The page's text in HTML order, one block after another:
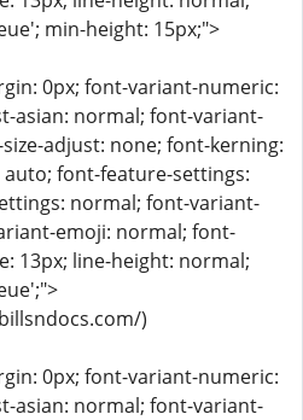
min-height: 15px;">
0px; font-variant-numeric:
asian: normal; font-variant-
adjust: none; font-kerning:
font-feature-settings:
normal; font-variant-
emoji: normal; font-
13px; line-height: normal;
)
0px; font-variant-numeric:
asian: normal; font-variant-